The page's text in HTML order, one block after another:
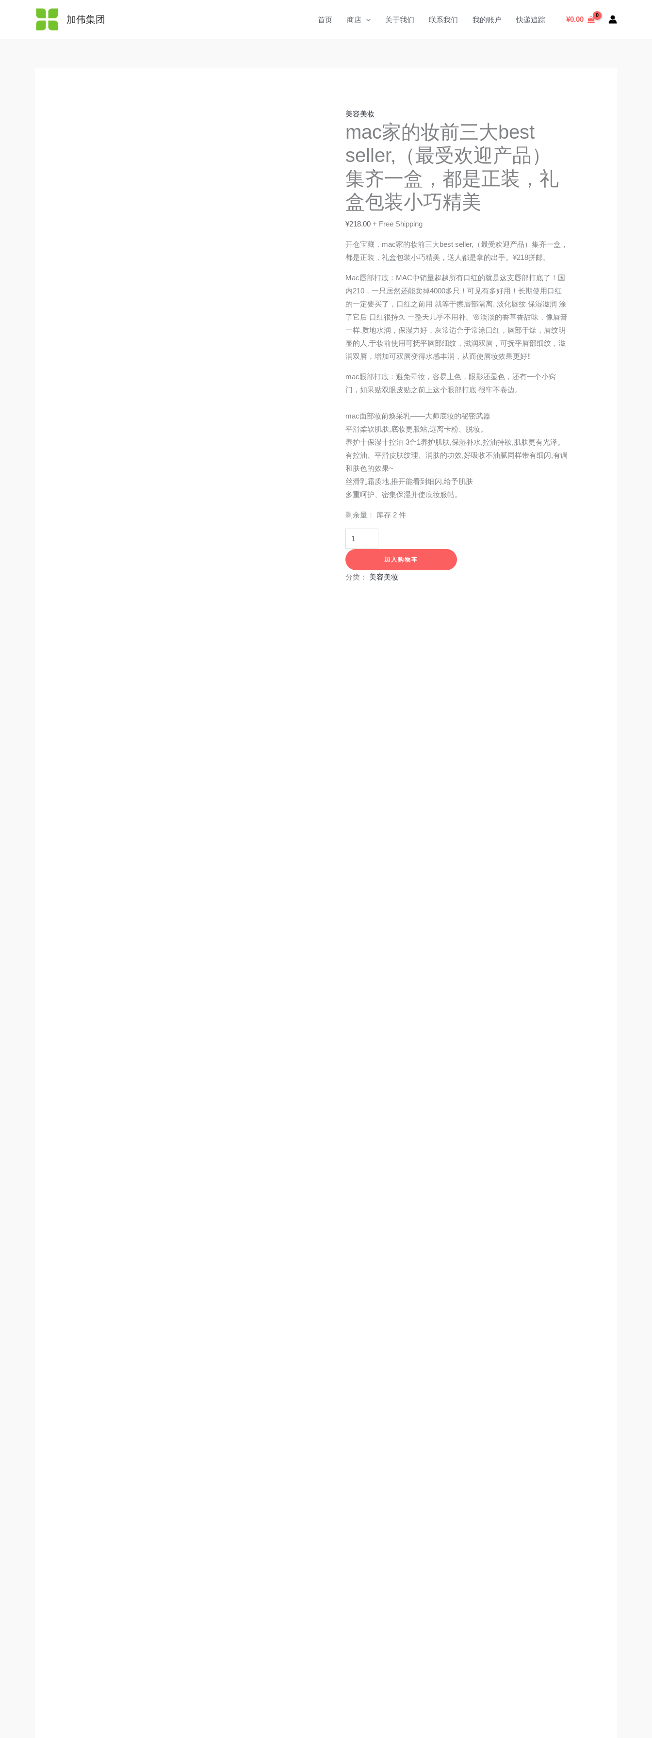
加伟集团 首页 商店 关于我们 联系我们 我的账户 快递追踪 ¥0.00
美容美妆
mac家的妆前三大best
seller,（最受欢迎产品）
集齐一盒，都是正装，礼
盒包装小巧精美
¥218.00 + Free Shipping
开仓宝藏，mac家的妆前三大best seller,（最受欢迎产品）集齐一盒，
都是正装，礼盒包装小巧精美，送人都是拿的出手。¥218拼邮。
Mac唇部打底：MAC中销量超越所有口红的就是这支唇部打底了！国
内210，一只居然还能卖掉4000多只！可见有多好用！长期使用口红
的一定要买了，口红之前用 就等于擦唇部隔离, 淡化唇纹 保湿滋润 涂
了它后 口红很持久 一整天几乎不用补。🌸淡淡的香草香甜味，像唇膏
一样.质地水润，保湿力好，灰常适合于常涂口红，唇部干燥，唇纹明
显的人.于妆前使用可抚平唇部细纹，滋润双唇，可抚平唇部细纹，滋
润双唇，增加可双唇变得水感丰润，从而使唇妆效果更好‼️
​mac眼部打底：避免晕妆，容易上色，眼影还显色，还有一个小窍
门，如果贴双眼皮贴之前上这个眼部打底 很牢不卷边。
​mac面部妆前焕采乳——大师底妆的秘密武器
平滑柔软肌肤,底妆更服站,远离卡粉、脱妆。
养护╋保湿╋控油 3合1养护肌肤,保湿补水,控油持妝,肌肤更有光泽。
有控油、平滑皮肤纹理、润肤的功效,好吸收不油腻同样带有细闪,有调
和肤色的效果~
丝滑乳霜质地,推开能看到细闪,给予肌肤
多重呵护、密集保湿并使底妆服帖。
剩余量： 库存 2 件
家
seller,
受
欢
迎
产
品）
集
一
盒，
都
正
装，
礼
盒
装
小
精
量
加入购物车
分类： 美容美妆
索